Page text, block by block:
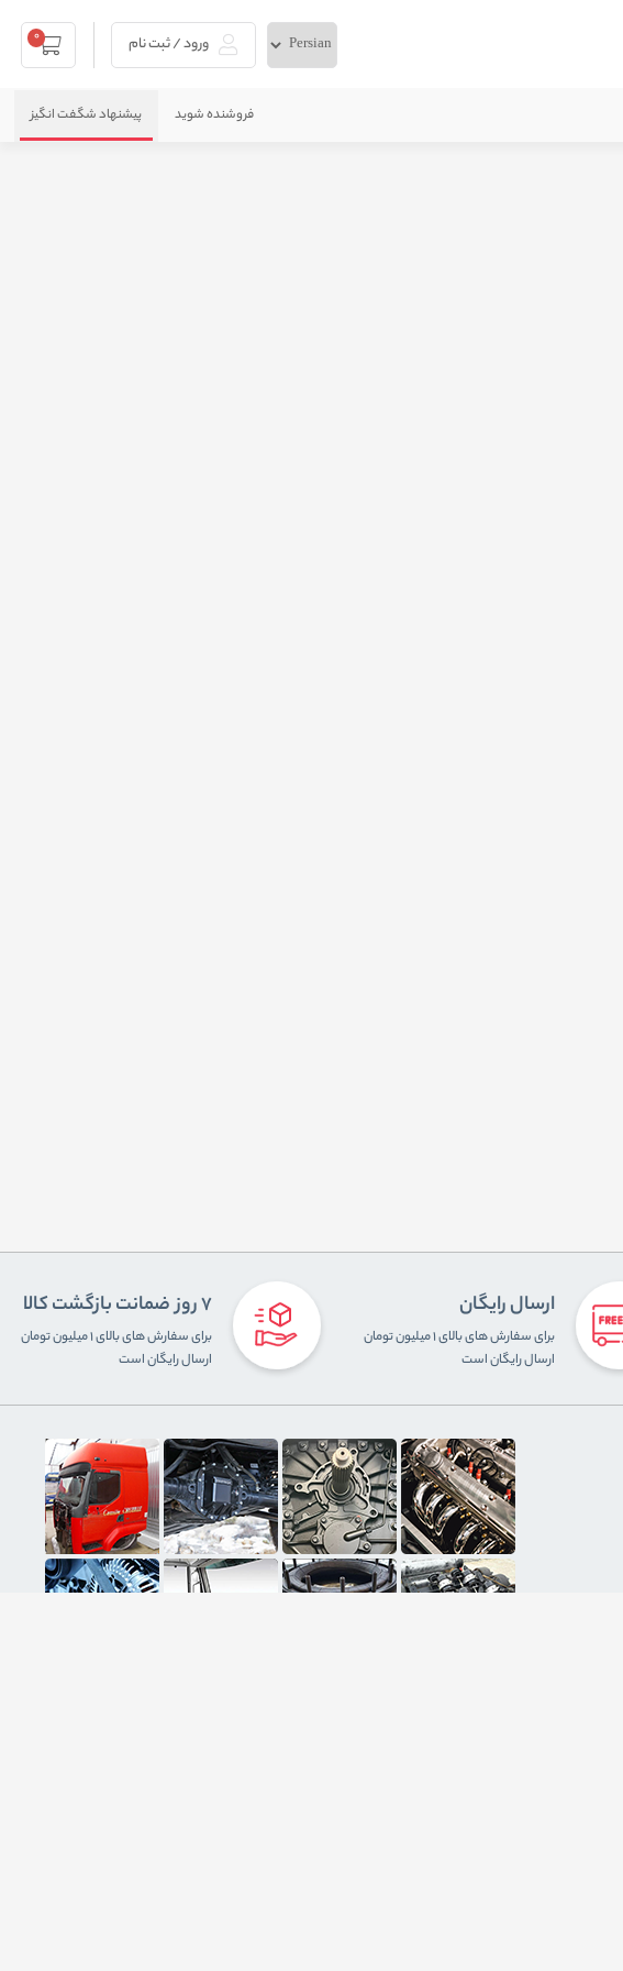
ورود / ثبت نام 0
فروشنده شوید پیشنهاد شگفت انگیز
ارسال رایگان
برای سفارش های بالای ۱ میلیون تومان
ارسال رایگان است
7 روز ضمانت بازگشت کالا
برای سفارش های بالای ۱ میلیون تومان
ارسال رایگان است